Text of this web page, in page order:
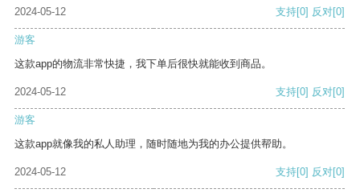
2024-05-12 支持[0] 反对[0]
游客
这款app的物流非常快捷，我下单后很快就能收到商品。
2024-05-12 支持[0] 反对[0]
游客
这款app就像我的私人助理，随时随地为我的办公提供帮助。
2024-05-12 支持[0] 反对[0]